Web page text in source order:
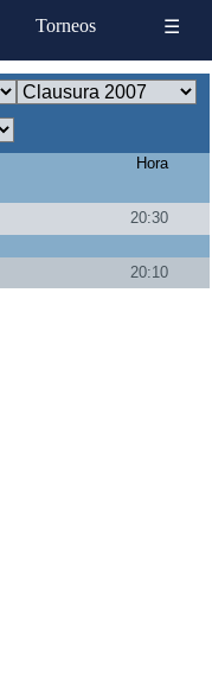
Torneos ☰
Hora
20:30
20:10